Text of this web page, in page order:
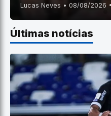
Lucas Neves • 08/08/2026
Últimas notícias